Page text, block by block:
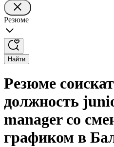
Резюме
Найти
Резюме
должность
manager со
графиком в